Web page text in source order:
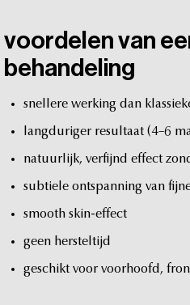
voordelen van
behandeling
snellere werking dan
langduriger resultaat (4–6
natuurlijk, verfijnd effect
subtiele ontspanning van
smooth skin-effect
geen hersteltijd
geschikt voor voorhoofd,